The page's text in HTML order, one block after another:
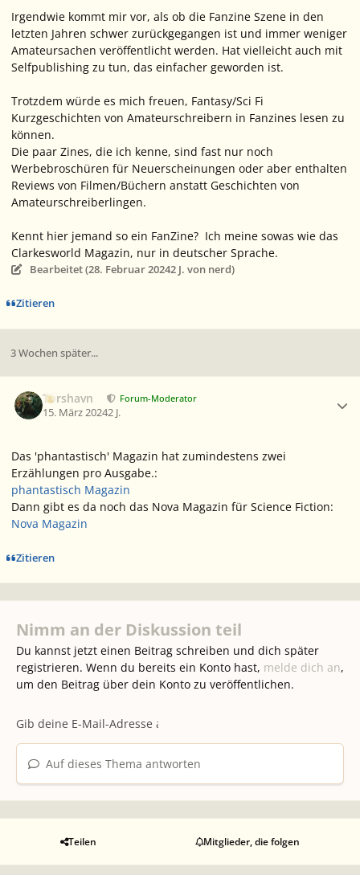
Irgendwie kommt mir vor, als ob die Fanzine Szene in den
letzten Jahren schwer zurückgegangen ist und immer weniger
Amateursachen veröffentlicht werden. Hat vielleicht auch mit
Selfpublishing zu tun, das einfacher geworden ist.
Trotzdem würde es mich freuen, Fantasy/Sci Fi
Kurzgeschichten von Amateurschreibern in Fanzines lesen zu
können.
Die paar Zines, die ich kenne, sind fast nur noch
Werbebroschüren für Neuerscheinungen oder aber enthalten
Reviews von Filmen/Büchern anstatt Geschichten von
Amateurschreiberlingen.
Kennt hier jemand so ein FanZine? Ich meine sowas wie das
Clarkesworld Magazin, nur in deutscher Sprache.
Bearbeitet (28. Februar 20242 J. von nerd)
Zitieren
3 Wochen später...
Torshavn Forum-Moderator
15. März 20242 J.
Das 'phantastisch' Magazin hat zumindestens zwei
Erzählungen pro Ausgabe.:
phantastisch Magazin
Dann gibt es da noch das Nova Magazin für Science Fiction:
Nova Magazin
Zitieren
Nimm an der Diskussion teil
Du kannst jetzt einen Beitrag schreiben und dich später
registrieren. Wenn du bereits ein Konto hast, melde dich an,
um den Beitrag über dein Konto zu veröffentlichen.
Auf dieses Thema antworten
Teilen Mitglieder, die folgen